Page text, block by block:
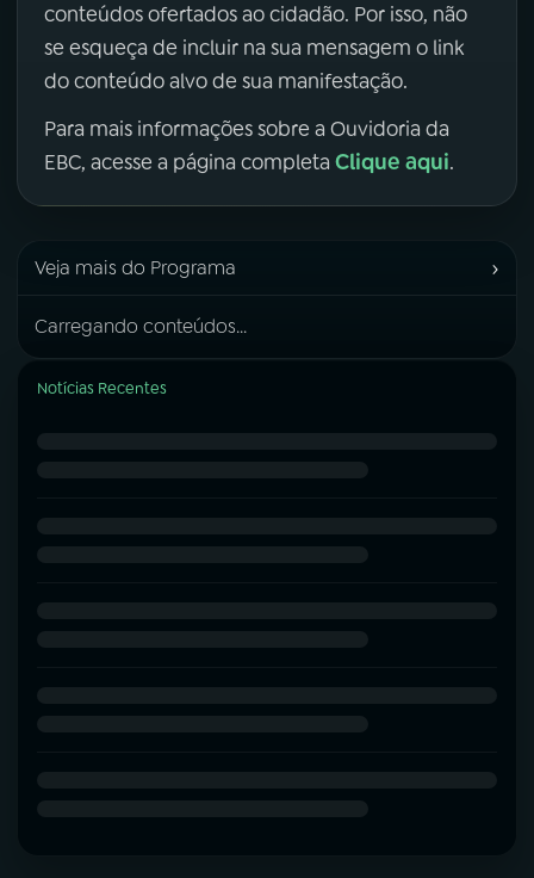
conteúdos ofertados ao cidadão. Por isso, não
se esqueça de incluir na sua mensagem o link
do conteúdo alvo de sua manifestação.
Para mais informações sobre a Ouvidoria da
EBC, acesse a página completa Clique aqui.
Veja mais do Programa ›
Carregando conteúdos...
Notícias Recentes